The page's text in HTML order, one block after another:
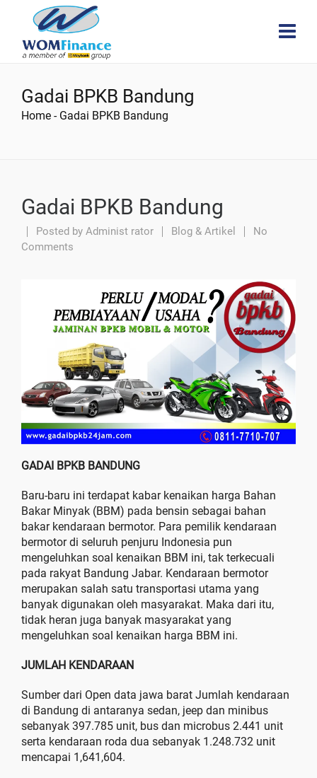
Gadai BPKB Bandung
Home - Gadai BPKB Bandung
Gadai BPKB Bandung
Posted by Administ rator Blog & Artikel
No
Comments
GADAI BPKB BANDUNG
Baru-baru ini terdapat kabar kenaikan harga Bahan
Bakar Minyak (BBM) pada bensin sebagai bahan
bakar kendaraan bermotor. Para pemilik kendaraan
bermotor di seluruh penjuru Indonesia pun
mengeluhkan soal kenaikan BBM ini, tak terkecuali
pada rakyat Bandung Jabar. Kendaraan bermotor
merupakan salah satu transportasi utama yang
banyak digunakan oleh masyarakat. Maka dari itu,
tidak heran juga banyak masyarakat yang
mengeluhkan soal kenaikan harga BBM ini.
JUMLAH KENDARAAN
Sumber dari Open data jawa barat Jumlah kendaraan
di Bandung di antaranya sedan, jeep dan minibus
sebanyak 397.785 unit, bus dan microbus 2.441 unit
serta kendaraan roda dua sebanyak 1.248.732 unit
mencapai 1,641,604.